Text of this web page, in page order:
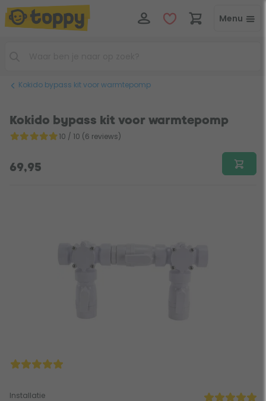
Menu
Kokido bypass kit voor warmtepomp
Kokido bypass kit voor warmtepomp
10 / 10 (6 reviews)
69,95
Installatie